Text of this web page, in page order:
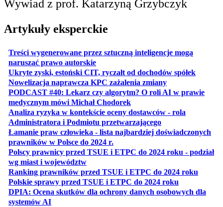
Wywiad z prof. Katarzyną Grzybczyk
Artykuły eksperckie
Treści wygenerowane przez sztuczną inteligencje mogą
naruszać prawo autorskieotwiera się w nowej karcie
Ukryte zyski, estoński CIT, ryczałt od dochodów spółekotwiera
Nowelizacja naprawcza KPC zażalenia zmianyotwiera się w
PODCAST #40: Lekarz czy algorytm? O roli AI w prawie
medycznym mówi Michał Chodorekotwiera się w nowej karcie
Analiza ryzyka w kontekście oceny dostawców - rola
Administratora i Podmiotu przetwarzającegootwiera się w
Łamanie praw człowieka - lista najbardziej doświadczonych
prawników w Polsce do 2024 r.
Polscy prawnicy przed TSUE i ETPC do 2024 roku - podział
wg miast i województwotwiera się w nowej karcie
Ranking prawników przed TSUE i ETPC do 2024 roku
Polskie sprawy przed TSUE i ETPC do 2024 roku
DPIA: Ocena skutków dla ochrony danych osobowych dla
systemów AIotwiera się w nowej karcie